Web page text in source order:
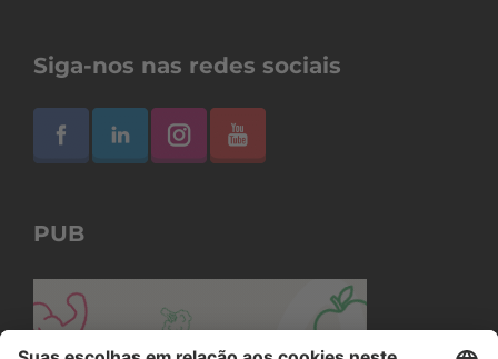
Siga-nos nas redes sociais
PUB